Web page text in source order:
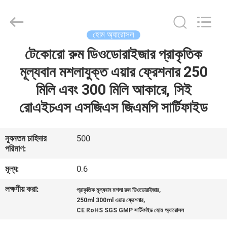
সম্পর্কে
কারখানা
পরিদর্শন
INDUSTRY
হোম অ্যারোসল
টেকোরো রুম ডিওডোরাইজার প্রাকৃতিক
মূল্যবান মশলাযুক্ত এয়ার ফ্রেশনার 250
মিলি এবং 300 মিলি আকারে, সিই
রোএইচএস এসজিএস জিএমপি সার্টিফাইড
ন্যূনতম চাহিদার
পরিমাণ:
500
মূল্য:
0.6
লক্ষণীয় করা:
প্রাকৃতিক মূল্যবান মশলা রুম ডিওডোরাইজার,
250ml 300ml এয়ার ফ্রেশনার,
CE RoHS SGS GMP সার্টিফাইড হোম অ্যারোসল